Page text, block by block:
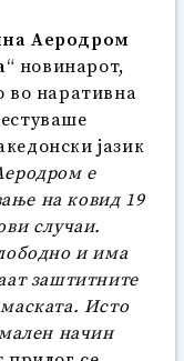
Аеродром
“ новинарот,
во наративна
јазик
е
на ковид 19
случаи.
и има
заштитните
Исто
начин